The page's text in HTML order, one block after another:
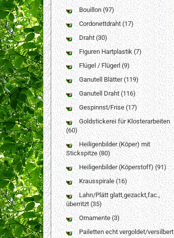
Bouillon (97)
Cordonettdraht (17)
Draht (30)
Figuren Hartplastik (7)
Flügel / Flügerl (9)
Ganutell Blätter (119)
Ganutell Draht (116)
Gespinnst/Frise (17)
Goldstickerei für Klosterarbeiten
(60)
Heiligenbilder (Köper) mit
Stickspitze (80)
Heiligenbilder (Köperstoff) (91)
Krausspirale (16)
Lahn/Plätt glatt,gezackt,fac.,
überritzt (35)
Ornamente (3)
Pailetten echt vergoldet/versilbert